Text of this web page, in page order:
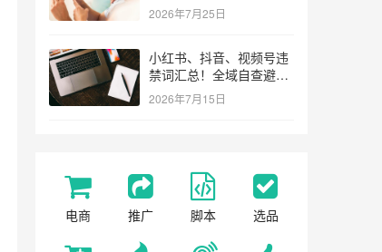
2026年7月25日
小红书、抖音、视频号违
禁词汇总！全域自查避坑
指南
2026年7月15日
电商 推广 脚本 选品